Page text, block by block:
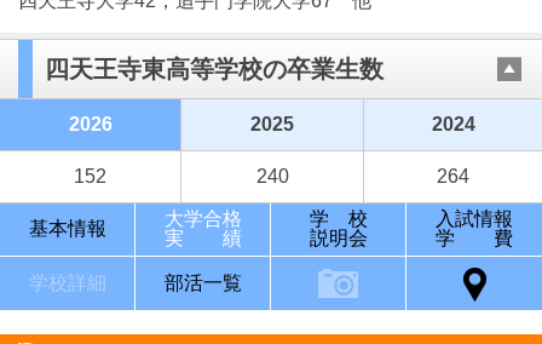
四天王寺東高等学校の卒業生数
2026 2025 2024
152 240 264
基本情報
大学合格
実 績
学 校
説明会
入試情報
学 費
学校詳細 部活一覧